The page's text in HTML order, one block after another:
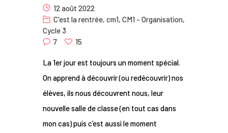
Contact
12 août 2022
C'est la rentrée, cm1, CM1 - Organisation,
Cycle 3
7
15
La 1er jour est toujours un moment spécial.
On apprend à découvrir (ou redécouvrir) nos
élèves, ils nous découvrent nous, leur
nouvelle salle de classe (en tout cas dans
mon cas) puis c’est aussi le moment